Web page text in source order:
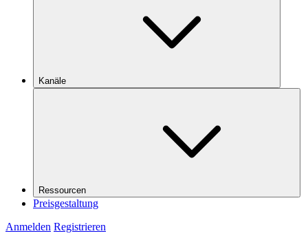
Kanäle
Ressourcen
Preisgestaltung
Anmelden Registrieren